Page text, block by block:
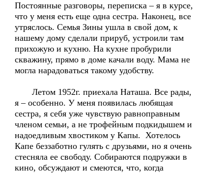
Постоянные разговоры, переписка – я в курсе,
что у меня есть еще одна сестра. Наконец, все
утряслось. Семья Зины ушла в свой дом, к
нашему дому сделали прируб, устроили там
прихожую и кухню. На кухне пробурили
скважину, прямо в доме качали воду. Мама не
могла нарадоваться такому удобству.
Летом 1952г. приехала Наташа. Все рады,
я – особенно. У меня появилась любящая
сестра, я себя уже чувствую равноправным
членом семьи, а не трофейным подкидышем и
надоедливым хвостиком у Капы. Хотелось
Капе беззаботно гулять с друзьями, но я очень
стесняла ее свободу. Собираются подружки в
кино, обсуждают и смеются, что, когда